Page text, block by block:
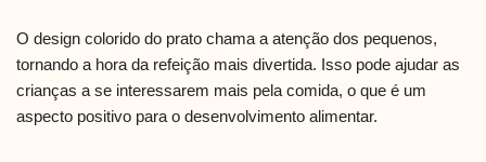
O design colorido do prato chama a atenção dos pequenos,
tornando a hora da refeição mais divertida. Isso pode ajudar as
crianças a se interessarem mais pela comida, o que é um
aspecto positivo para o desenvolvimento alimentar.